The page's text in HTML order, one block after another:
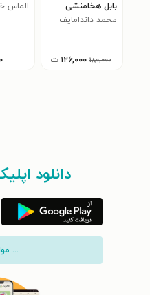
بابل هخامنشی
محمد داندامایف
۱۸۰,۰۰۰ ۱۲۶,۰۰۰ ت
الماس
دانلود
...